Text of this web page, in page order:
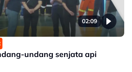
02:09
undang senjata api